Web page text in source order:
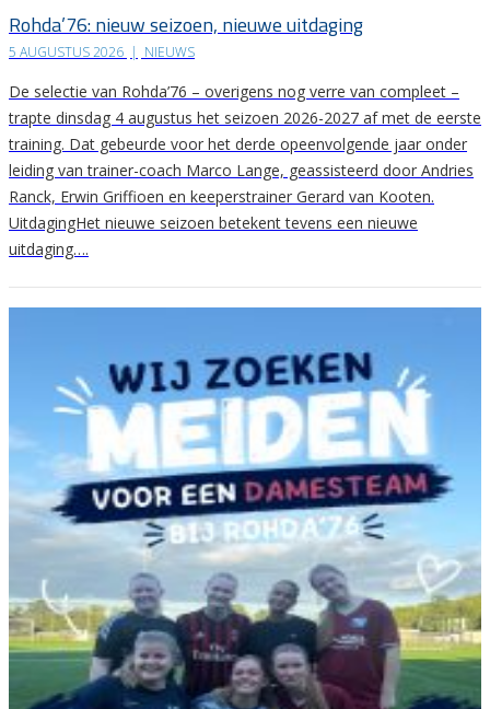
Rohda’76: nieuw seizoen, nieuwe uitdaging
5 AUGUSTUS 2026 | NIEUWS
De selectie van Rohda’76 – overigens nog verre van compleet –
trapte dinsdag 4 augustus het seizoen 2026-2027 af met de eerste
training. Dat gebeurde voor het derde opeenvolgende jaar onder
leiding van trainer-coach Marco Lange, geassisteerd door Andries
Ranck, Erwin Griffioen en keeperstrainer Gerard van Kooten.
UitdagingHet nieuwe seizoen betekent tevens een nieuwe
uitdaging….